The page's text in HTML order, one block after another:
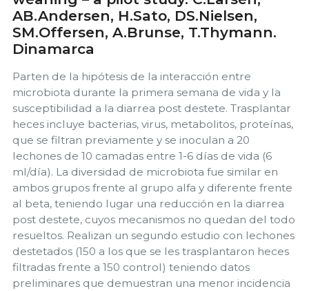
AB.Andersen, H.Sato, DS.Nielsen,
SM.Offersen, A.Brunse, T.Thymann.
Dinamarca
Parten de la hipótesis de la interacción entre
microbiota durante la primera semana de vida y la
susceptibilidad a la diarrea post destete. Trasplantar
heces incluye bacterias, virus, metabolitos, proteínas,
que se filtran previamente y se inoculan a 20
lechones de 10 camadas entre 1-6 días de vida (6
ml/día). La diversidad de microbiota fue similar en
ambos grupos frente al grupo alfa y diferente frente
al beta, teniendo lugar una reducción en la diarrea
post destete, cuyos mecanismos no quedan del todo
resueltos. Realizan un segundo estudio con lechones
destetados (150 a los que se les trasplantaron heces
filtradas frente a 150 control) teniendo datos
preliminares que demuestran una menor incidencia